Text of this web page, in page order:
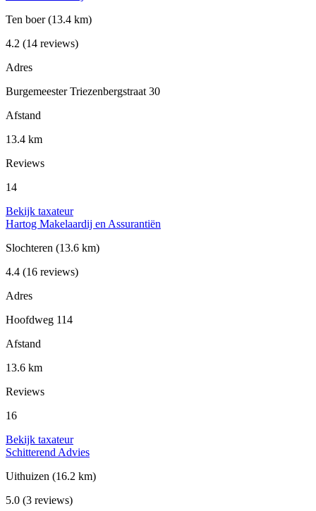
Ten boer(13.4 km)
4.2 (14 reviews)
Adres
Burgemeester Triezenbergstraat 30
Afstand
13.4 km
Reviews
14
Bekijk taxateur
Hartog Makelaardij en Assurantiën
Slochteren (13.6 km)
4.4 (16 reviews)
Adres
Hoofdweg 114
Afstand
13.6 km
Reviews
16
Bekijk taxateur
Schitterend Advies
Uithuizen (16.2 km)
5.0 (3 reviews)